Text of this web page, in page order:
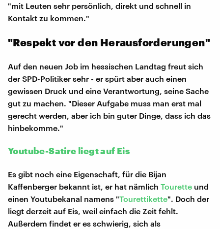
"mit Leuten sehr persönlich, direkt und schnell in
Kontakt zu kommen."
"Respekt vor den Herausforderungen"
Auf den neuen Job im hessischen Landtag freut sich
der SPD-Politiker sehr - er spürt aber auch einen
gewissen Druck und eine Verantwortung, seine Sache
gut zu machen. "Dieser Aufgabe muss man erst mal
gerecht werden, aber ich bin guter Dinge, dass ich das
hinbekomme."
Youtube-Satire liegt auf Eis
Es gibt noch eine Eigenschaft, für die Bijan
Kaffenberger bekannt ist, er hat nämlich Tourette und
einen Youtubekanal namens "Tourettikette". Doch der
liegt derzeit auf Eis, weil einfach die Zeit fehlt.
Außerdem findet er es schwierig, sich als